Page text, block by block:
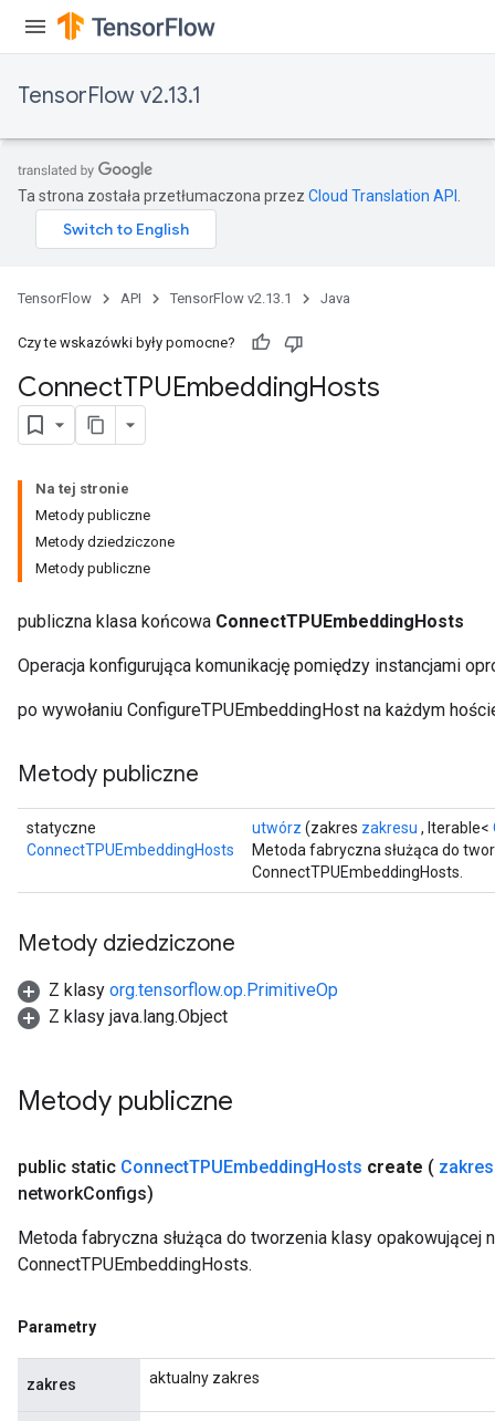
TensorFlow v2.13.1
Ta strona została przetłumaczona przez Cloud Translation API
TensorFlow API TensorFlow v2.13.1 Java
Czy te wskazówki były pomocne?
ConnectTPUEmbeddingHosts
Na tej stronie
Metody publiczne
Metody dziedziczone
Metody publiczne
publiczna klasa końcowa ConnectTPUEmbeddingHosts
Operacja konfigurująca komunikację pomiędzy instancjami
po wywołaniu ConfigureTPUEmbeddingHost na każdym
Metody publiczne
statyczne
ConnectTPUEmbeddingHosts
utwórz (zakres zakresu , Iterable<
Metoda fabryczna służąca do
ConnectTPUEmbeddingHosts.
Metody dziedziczone
Z klasy org.tensorflow.op.PrimitiveOp
Z klasy java.lang.Object
Metody publiczne
public static ConnectTPUEmbeddingHosts create (
networkConfigs)
Metoda fabryczna służąca do tworzenia klasy opakowującej
ConnectTPUEmbeddingHosts.
Parametry
zakres aktualny zakres